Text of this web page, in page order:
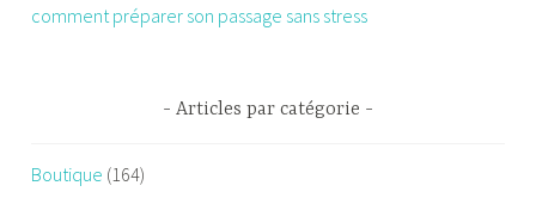
comment préparer son passage sans stress
Articles par catégorie
Boutique (164)